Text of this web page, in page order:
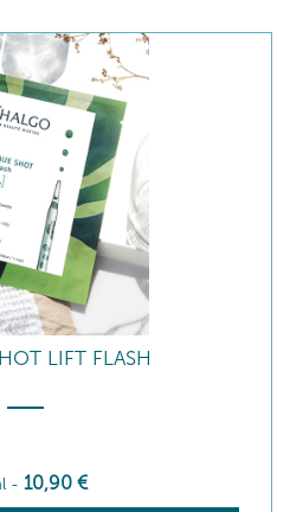
LIFT FLASH
- 10,90 €